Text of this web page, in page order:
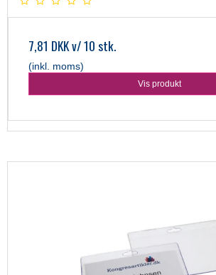
7,81 DKKv/ 10 stk.
(inkl. moms)
Vis produkt